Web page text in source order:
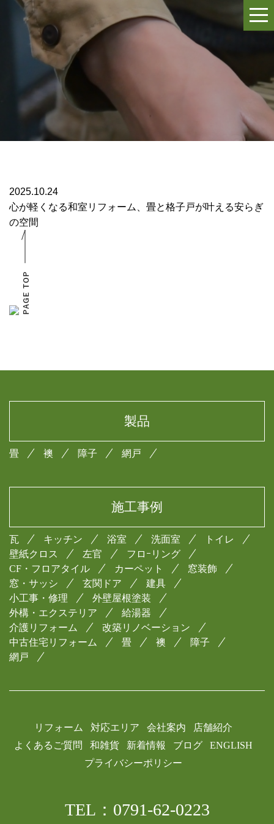
2025.10.24
心が軽くなる和室リフォーム、畳と格子戸が叶える安らぎ
の空間
製品
畳 襖 障子 網戸
施工事例
瓦 キッチン 浴室 洗面室
トイレ
壁紙クロス
左官
フロｰリング
CF・フロアタイル
カーペット
窓装飾
窓・サッシ
玄関ドア
建具
小工事・修理
外壁屋根塗装
外構・エクステリア
給湯器
介護リフォーム
改築リノベーション
中古住宅リフォーム
畳 襖
障子
網戸
リフォーム 対応エリア 会社案内
店舗紹介
よくあるご質問
和雑貨 新着情報 ブログ
ENGLISH
プライバシーポリシー
TEL：0791-62-0223